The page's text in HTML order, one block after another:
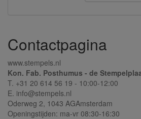
Contactpagina
www.stempels.nl
Kon. Fab. Posthumus - de
T. +31 20 614 56 19 - 10:00-12:00
E. info@stempels.nl
Oderweg 2, 1043 AGAmsterdam
Openingstijden: ma-vr 08:30-16:30